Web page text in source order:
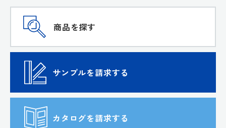
商品を探す
サンプルを請求する
カタログを請求する